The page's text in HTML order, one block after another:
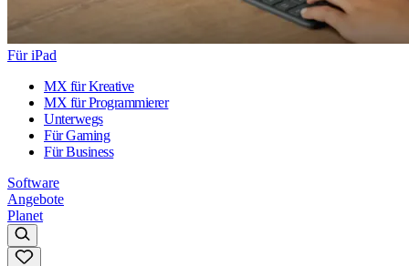
Für iPad
MX für Kreative
MX für Programmierer
Unterwegs
Für Gaming
Für Business
Software
Angebote
Planet